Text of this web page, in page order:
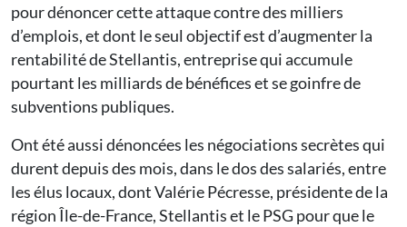
pour dénoncer cette attaque contre des milliers
d’emplois, et dont le seul objectif est d’augmenter la
rentabilité de Stellantis, entreprise qui accumule
pourtant les milliards de bénéfices et se goinfre de
subventions publiques.
Ont été aussi dénoncées les négociations secrètes qui
durent depuis des mois, dans le dos des salariés, entre
les élus locaux, dont Valérie Pécresse, présidente de la
région Île-de-France, Stellantis et le PSG pour que le